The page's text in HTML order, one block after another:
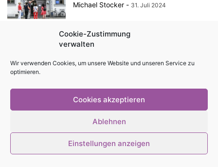
Cookie-Zustimmung
verwalten
Wir verwenden Cookies, um unsere Website und unseren Service zu
optimieren.
Cookies akzeptieren
Ablehnen
Einstellungen anzeigen
Michael Stocker - 31. Juli 2024
© Stadtmagazin tam.tam 2026